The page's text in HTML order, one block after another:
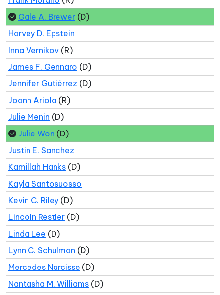
Gale A. Brewer (D)
Harvey D. Epstein
Inna Vernikov (R)
James F. Gennaro (D)
Jennifer Gutiérrez (D)
Joann Ariola (R)
Julie Menin (D)
Julie Won (D)
Justin E. Sanchez
Kamillah Hanks (D)
Kayla Santosuosso
Kevin C. Riley (D)
Lincoln Restler (D)
Linda Lee (D)
Lynn C. Schulman (D)
Mercedes Narcisse (D)
Nantasha M. Williams (D)